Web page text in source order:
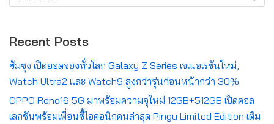
Recent Posts
ซัมซุง เปิดยอดจองทั่วโลก Galaxy Z Series เจเนอเรชันใหม่,
Watch Ultra2 และ Watch9 สูงกว่ารุ่นก่อนหน้ากว่า 30%
OPPO Reno16 5G มาพร้อมความจุใหม่ 12GB+512GB เปิดคอล
เลกชันพร้อมเพื่อนซี้ไอคอนิกคนล่าสุด Pingu Limited Edition เติม